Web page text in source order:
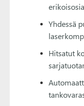
Yhdessä
Hitsatut